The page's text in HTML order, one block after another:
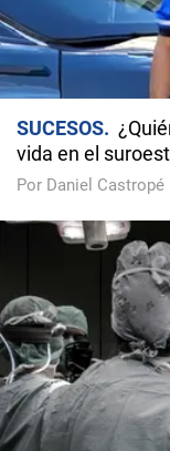
SUCESOS
vida en el
Por Daniel Castropé